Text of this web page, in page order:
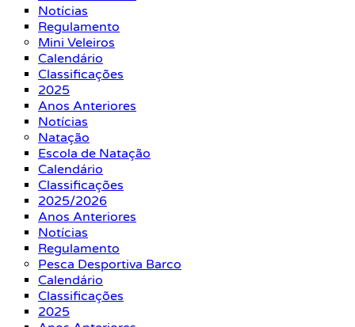
Notícias
Regulamento
Mini Veleiros
Calendário
Classificações
2025
Anos Anteriores
Notícias
Natação
Escola de Natação
Calendário
Classificações
2025/2026
Anos Anteriores
Notícias
Regulamento
Pesca Desportiva Barco
Calendário
Classificações
2025